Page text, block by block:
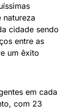
natureza
cidade sendo
entre as
um êxito
em cada
com 23